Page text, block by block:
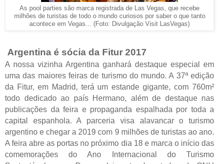
As pool parties são marca registrada de Las Vegas, que recebe
milhões de turistas de todo o mundo curiosos por saber o que tanto
acontece em Vegas... (Foto: Divulgação Visit LasVegas)
Argentina é sócia da Fitur 2017
A nossa vizinha Argentina ganhará destaque especial em
uma das maiores feiras de turismo do mundo. A 37ª edição
da Fitur, em Madrid, terá um estande gigante, com 760m²
todo dedicado ao país Hermano, além de destaque nas
publicações da feira e propaganda espalhada por toda a
capital espanhola. A parceria visa alavancar o turismo
argentino e chegar a 2019 com 9 milhões de turistas ao ano.
A feira abre as portas no próximo dia 18 e marca o início das
comemorações do Ano Internacional do Turismo